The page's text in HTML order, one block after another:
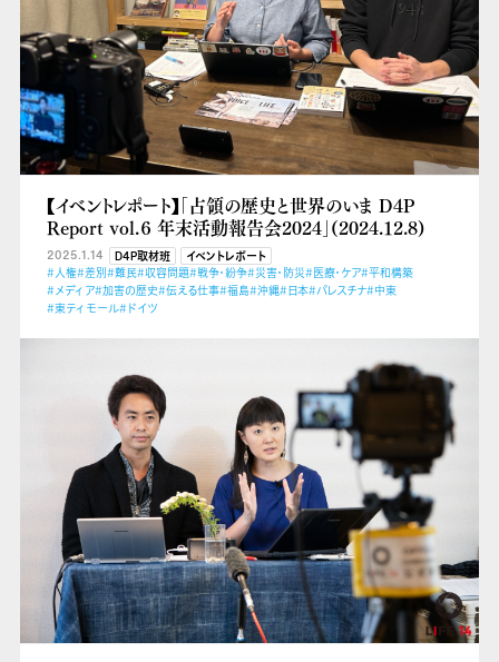
【イベントレポート】「占領の歴史と世界のいま D4P
Report vol.６ 年末活動報告会2024」(2024.12.8)
2025.1.14 D4P取材班
イベントレポート
#人権#差別#難民#収容問題#戦争・紛争#災害・防災#医療・ケア#平和構築
#メディア#加害の歴史#伝える仕事#福島#沖縄#日本#パレスチナ#中東
#東ティモール#ドイツ